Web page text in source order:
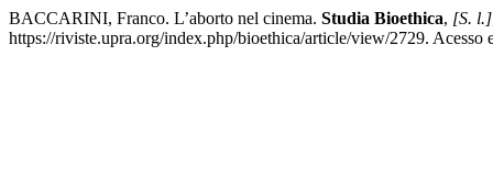
BACCARINI, Franco. L’aborto nel cinema. Studia Bioethica, [S. l.]
https://riviste.upra.org/index.php/bioethica/article/view/2729. Acesso